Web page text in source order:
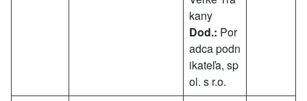
kany
Dod.: Por
adca podn
ikateľa, sp
ol. s r.o.